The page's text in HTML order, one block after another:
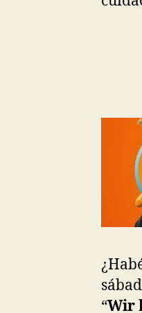
“Wir